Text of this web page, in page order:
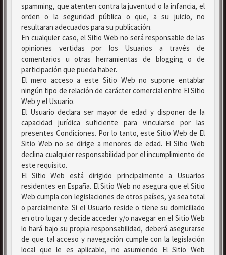
spamming, que atenten contra la juventud o la infancia, el
orden o la seguridad pública o que, a su juicio, no
resultaran adecuados para su publicación.
En cualquier caso, el Sitio Web no será responsable de las
opiniones vertidas por los Usuarios a través de
comentarios u otras herramientas de blogging o de
participación que pueda haber.
El mero acceso a este Sitio Web no supone entablar
ningún tipo de relación de carácter comercial entre El Sitio
Web y el Usuario.
El Usuario declara ser mayor de edad y disponer de la
capacidad jurídica suficiente para vincularse por las
presentes Condiciones. Por lo tanto, este Sitio Web de El
Sitio Web no se dirige a menores de edad. El Sitio Web
declina cualquier responsabilidad por el incumplimiento de
este requisito.
El Sitio Web está dirigido principalmente a Usuarios
residentes en España. El Sitio Web no asegura que el Sitio
Web cumpla con legislaciones de otros países, ya sea total
o parcialmente. Si el Usuario reside o tiene su domiciliado
en otro lugar y decide acceder y/o navegar en el Sitio Web
lo hará bajo su propia responsabilidad, deberá asegurarse
de que tal acceso y navegación cumple con la legislación
local que le es aplicable, no asumiendo El Sitio Web